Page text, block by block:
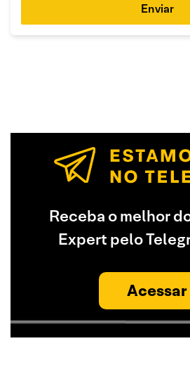
Enviar
Receba o melhor
Expert pelo
Acessar